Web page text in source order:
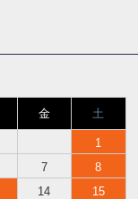
金 土
1
7
8
14
15